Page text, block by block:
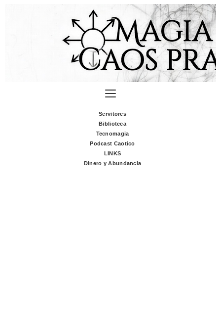
Servitores
Biblioteca
Tecnomagia
Podcast Caotico
LINKS
Dinero y Abundancia